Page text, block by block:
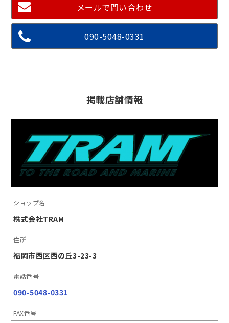
メールで問い合わせ
090-5048-0331
掲載店舗情報
ショップ名
株式会社TRAM
住所
福岡市西区西の丘3-23-3
電話番号
090-5048-0331
FAX番号